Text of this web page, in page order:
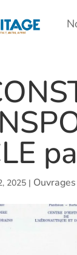
2025 |